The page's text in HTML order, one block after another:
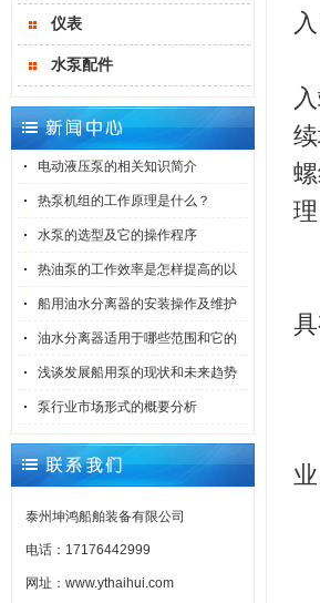
仪表
水泵配件
电动液压泵的相关知识简介
热泵机组的工作原理是什么？
水泵的选型及它的操作程序
热油泵的工作效率是怎样提高的以
船用油水分离器的安装操作及维护
油水分离器适用于哪些范围和它的
浅谈发展船用泵的现状和未来趋势
泵行业市场形式的概要分析
泰州坤鸿船舶装备有限公司
电话：17176442999
网址：www.ythaihui.com
理
业